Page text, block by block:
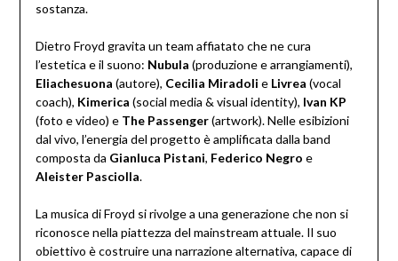
sostanza.
Dietro Froyd gravita un team affiatato che ne cura
l’estetica e il suono: Nubula (produzione e arrangiamenti),
Eliachesuona (autore), Cecilia Miradoli e Livrea (vocal
coach), Kimerica (social media & visual identity), Ivan KP
(foto e video) e The Passenger(artwork). Nelle esibizioni
dal vivo, l’energia del progetto è amplificata dalla band
composta da Gianluca Pistani, Federico Negro e
Aleister Pasciolla.
La musica di Froyd si rivolge a una generazione che non si
riconosce nella piattezza del mainstream attuale. Il suo
obiettivo è costruire una narrazione alternativa, capace di